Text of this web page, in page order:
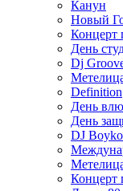
Канун
Новый
Концерт
День
Dj
Definition
День
День
DJ
Концерт